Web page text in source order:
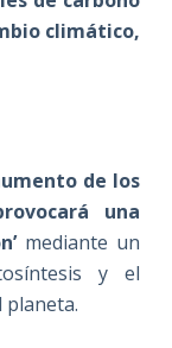
climático,
de los
una
mediante un
y el
planeta.